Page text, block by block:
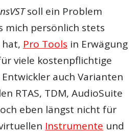
soll ein Problem
mich persönlich stets
Pro Tools in Erwägung
viele kostenpflichtige
auch Varianten
RTAS, TDM, AudioSuite
eben längst nicht für
Instrumente und